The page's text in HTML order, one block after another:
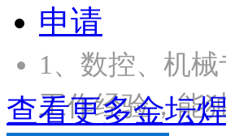
申请
1、数控、机
工作经验，能
查看更多金坛